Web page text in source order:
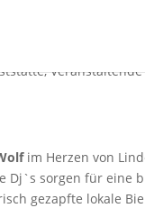
,Veranstaltende
im Herzen von
Dj`s sorgen für eine
gezapfte lokale